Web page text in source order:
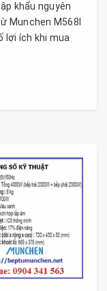
khẩu nguyên
Munchen M568I
ích khi mua